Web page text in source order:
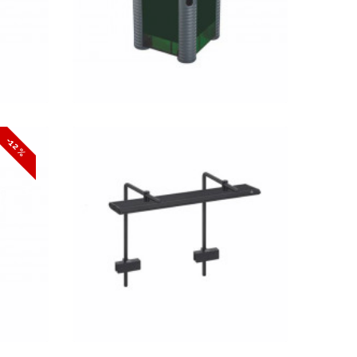
KOSÁRBA
GYORSNÉZET
-12 %
D2-PRO APP Control
RGB+UV LED világítás
KOSÁRBA